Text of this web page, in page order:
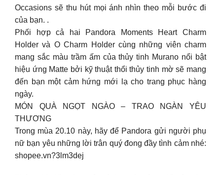
Occasions sẽ thu hút mọi ánh nhìn theo mỗi bước đi
của bạn. .
Phối hợp cả hai Pandora Moments Heart Charm
Holder và O Charm Holder cùng những viên charm
mang sắc màu trầm ấm của thủy tinh Murano nổi bật
hiệu ứng Matte bởi kỹ thuật thổi thủy tinh mờ sẽ mang
đến bạn một cảm hứng mới lạ cho trang phục hàng
ngày.
MÓN QUÀ NGỌT NGÀO – TRAO NGÀN YÊU
THƯƠNG
Trong mùa 20.10 này, hãy để Pandora gửi người phụ
nữ bạn yêu những lời trân quý đong đầy tình cảm nhé:
shopee.vn?3lm3dej